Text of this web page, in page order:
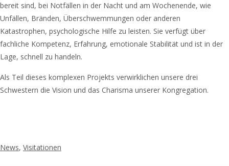
bereit sind, bei Notfällen in der Nacht und am Wochenende, wie
Unfällen, Bränden, Überschwemmungen oder anderen
Katastrophen, psychologische Hilfe zu leisten. Sie verfügt über
fachliche Kompetenz, Erfahrung, emotionale Stabilität und ist in der
Lage, schnell zu handeln.
Als Teil dieses komplexen Projekts verwirklichen unsere drei
Schwestern die Vision und das Charisma unserer Kongregation.
News, Visitationen